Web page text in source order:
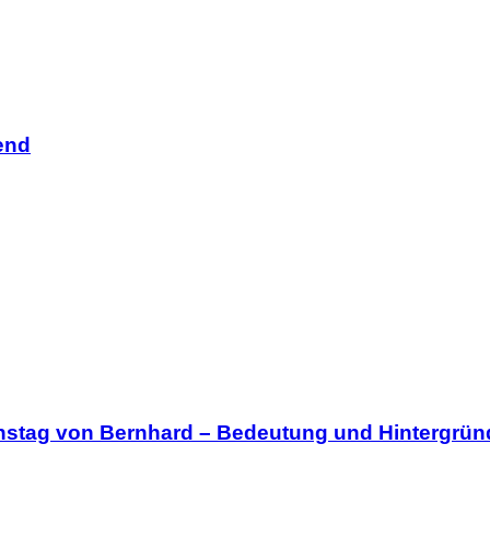
von Bernhard – Bedeutung und